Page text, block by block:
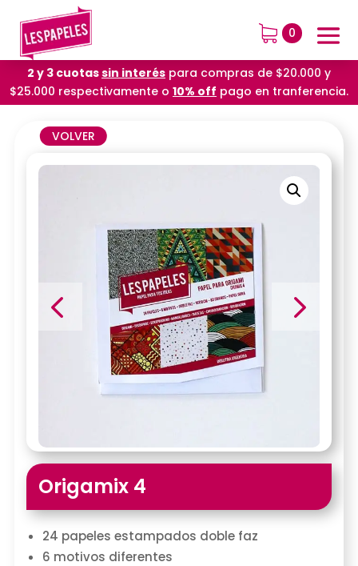
0
2 y 3 cuotassin interés para compras de $20.000 y
$25.000 respectivamente o 10% off pago en tranferencia.
Origamix 4
24 papeles estampados doble faz
6 motivos diferentes
VOLVER